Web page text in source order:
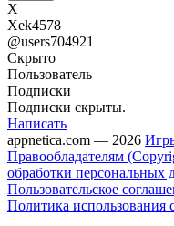
X
Xek4578
@users704921
Скрыто
Пользователь
Подписки
Подписки скрыты.
Написать
appnetica.com — 2026
Правообладателям
обработки персональных
Пользовательское
Политика использования